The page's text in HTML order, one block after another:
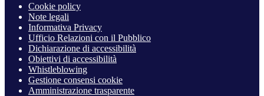
Cookie policy
Note legali
Informativa Privacy
Ufficio Relazioni con il Pubblico
Dichiarazione di accessibilità
Obiettivi di accessibilità
Whistleblowing
Gestione consensi cookie
Amministrazione trasparente